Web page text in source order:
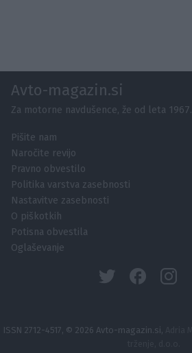
Avto-magazin.si
Za motorne navdušence, že od leta 1967.
Pišite nam
Naročite revijo
Pravno obvestilo
Politika varstva zasebnosti
Nastavitve zasebnosti
O piškotkih
Potisna obvestila
Oglaševanje
ISSN 2712-4517, © 2026 Avto-magazin.si,